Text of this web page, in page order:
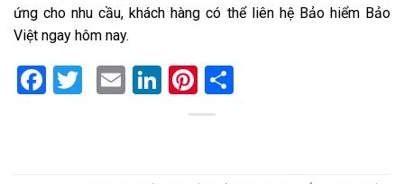
ứng cho nhu cầu, khách hàng có thể liên hệ Bảo hiểm Bảo
Việt ngay hôm nay.
Facebook
Twitter
EmailLinkedIn
Pinterest